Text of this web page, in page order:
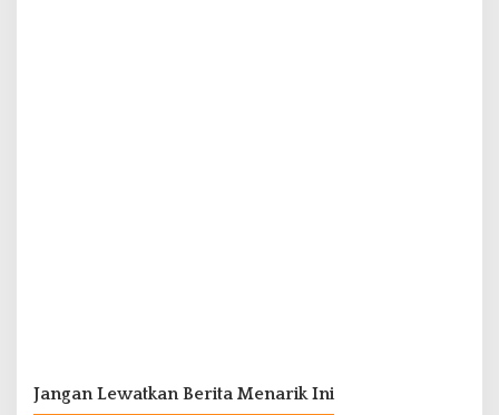
Jangan Lewatkan Berita Menarik Ini